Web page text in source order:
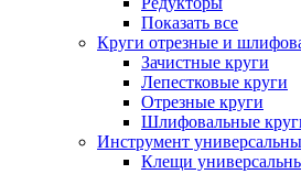
Показать все
Круги отрезные и
Зачистные круги
Лепестковые круги
Отрезные круги
Шлифовальные
Инструмент
Клещи